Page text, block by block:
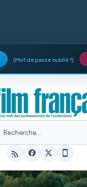
(Mot de passe oublié ?)